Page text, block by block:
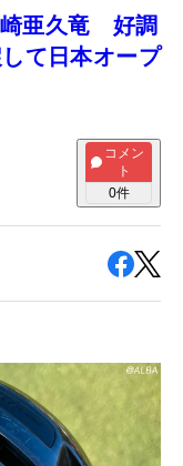
崎亜久竜 好調
て日本オープ
コメン
ト
0件